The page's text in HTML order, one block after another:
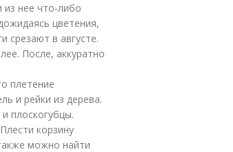
из нее что-либо
цветения,
срезают в августе.
После, аккуратно
плетение
и рейки из дерева.
плоскогубцы.
корзину
можно найти